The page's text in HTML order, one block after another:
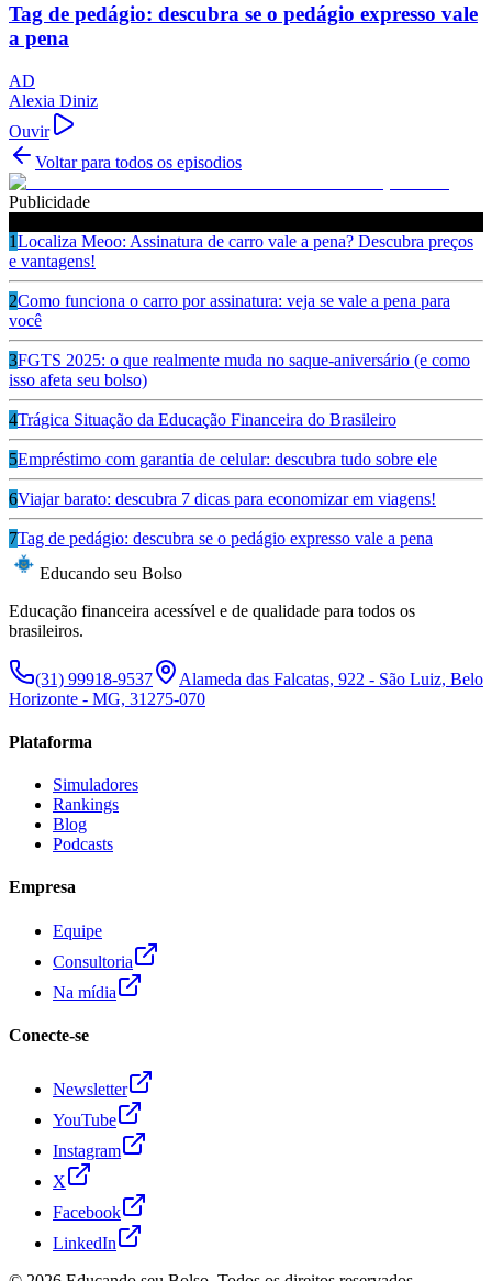
Tag de pedágio: descubra se o pedágio expresso vale
a pena
AD
Alexia Diniz
Ouvir
Voltar para todos os episodios
Publicidade
1Localiza Meoo: Assinatura de carro vale a pena? Descubra preços
e vantagens!
2Como funciona o carro por assinatura: veja se vale a pena para
você
3FGTS 2025: o que realmente muda no saque-aniversário (e como
isso afeta seu bolso)
4Trágica Situação da Educação Financeira do Brasileiro
5Empréstimo com garantia de celular: descubra tudo sobre ele
6Viajar barato: descubra 7 dicas para economizar em viagens!
7Tag de pedágio: descubra se o pedágio expresso vale a pena
Educando seu Bolso
Educação financeira acessível e de qualidade para todos os
brasileiros.
(31) 99918-9537
Alameda das Falcatas, 922 - São Luiz, Belo
Horizonte - MG, 31275-070
Plataforma
Simuladores
Rankings
Blog
Podcasts
Empresa
Equipe
Consultoria
Na mídia
Conecte-se
Newsletter
YouTube
Instagram
X
Facebook
LinkedIn